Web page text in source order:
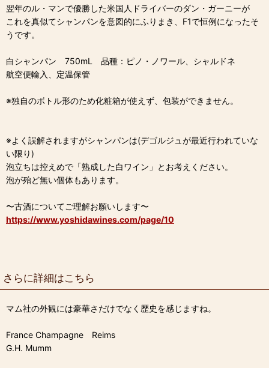
翌年のル・マンで優勝した米国人ドライバーのダン・ガーニーが
これを真似てシャンパンを意図的にふりまき、F1で恒例になったそ
うです。
白シャンパン 750mL 品種：ピノ・ノワール、シャルドネ
航空便輸入、定温保管
※独自のボトル形のため化粧箱が使えず、包装ができません。
※よく誤解されますがシャンパンは(デゴルジュが最近行われていな
い限り)
泡立ちは控えめで「熟成した白ワイン」とお考えください。
泡が殆ど無い個体もあります。
〜古酒についてご理解お願いします〜
https://www.yoshidawines.com/page/10
さらに詳細はこちら
マム社の外観には豪華さだけでなく歴史を感じますね。
France Champagne Reims
G.H. Mumm